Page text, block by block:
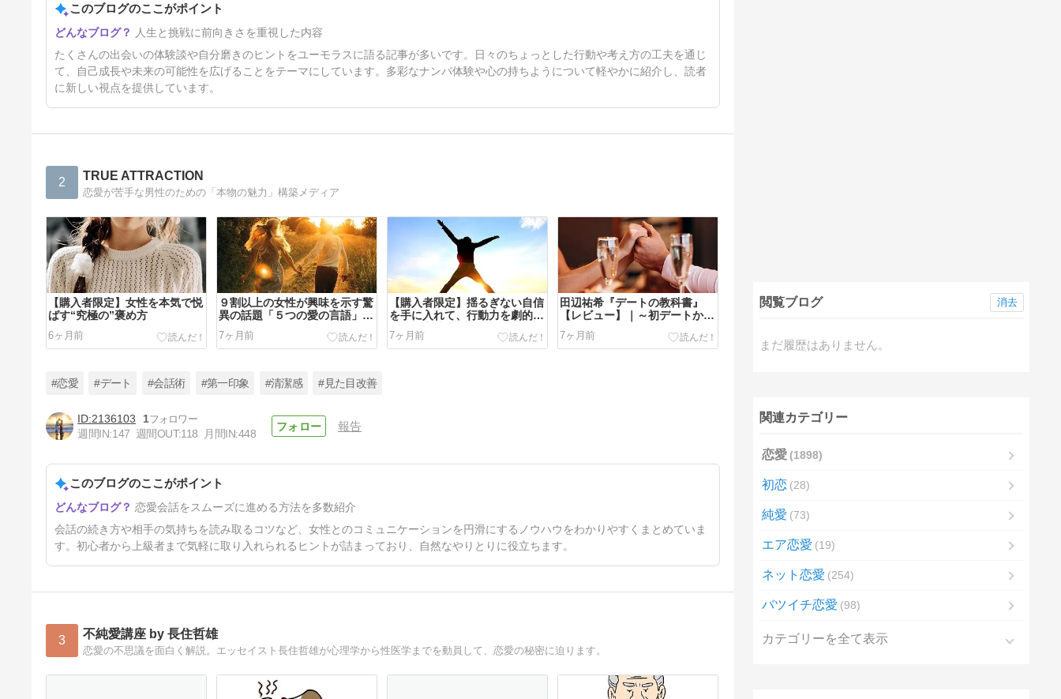
合法ＪＫ３(ＬＪＫ)をマチアプ
から洗脳調教して即日セックス
9ヶ月前
このブログのここがポイント
人生と挑戦に前向きさを重視した内容
たくさんの出会いの体験談や自分磨きのヒントをユーモラスに語る記事が多いです。日々のちょっとした行動や考え方の工夫を通じ
て、自己成長や未来の可能性を広げることをテーマにしています。多彩なナンパ体験や心の持ちようについて軽やかに紹介し、読者
に新しい視点を提供しています。
2 TRUE ATTRACTION
恋愛が苦手な男性のための「本物の魅力」構築メディア
【購入者限定】⼥性を本気で悦
ばす“究極の”褒め方
6ヶ月前
９割以上の女性が興味を示す驚
異の話題「５つの愛の言語」と
7ヶ月前
【購入者限定】揺るぎない自信
を手に入れて、⾏動⼒を劇的に
上げる⽅法
7ヶ月前
田辺祐希『デートの教科書』
【レビュー】｜～初デートから
つきあうまでのすべての流れ～
7ヶ月前
依存する最高のキスの仕方
8ヶ月前
#恋愛 #デート #会話術 #第一印象 #清潔感 #見た目改善
2136103
1
週間IN:147 週間OUT:118 月間IN:448
報告
このブログのここがポイント
恋愛会話をスムーズに進める方法を多数紹介
会話の続き方や相手の気持ちを読み取るコツなど、女性とのコミュニケーションを円滑にするノウハウをわかりやすくまとめていま
す。初心者から上級者まで気軽に取り入れられるヒントが詰まっており、自然なやりとりに役立ちます。
3 不純愛講座 by 長住哲雄
恋愛の不思議を面白く解説。エッセイスト長住哲雄が心理学から性医学までを動員して、恋愛の秘密に迫ります。
閲覧ブログ
まだ履歴はありません。
消去
関連カテゴリー
恋愛 1898
初恋 28
純愛 73
エア恋愛 19
ネット恋愛 254
バツイチ恋愛 98
カテゴリーを全て表示